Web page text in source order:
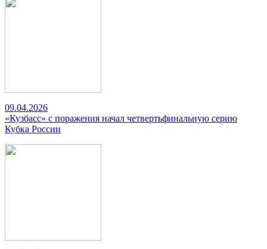
09.04.2026
«Кузбасс» с поражения начал четвертьфинальную серию
Кубка России